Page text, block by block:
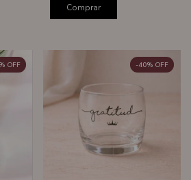
Comprar
OFF -40% OFF